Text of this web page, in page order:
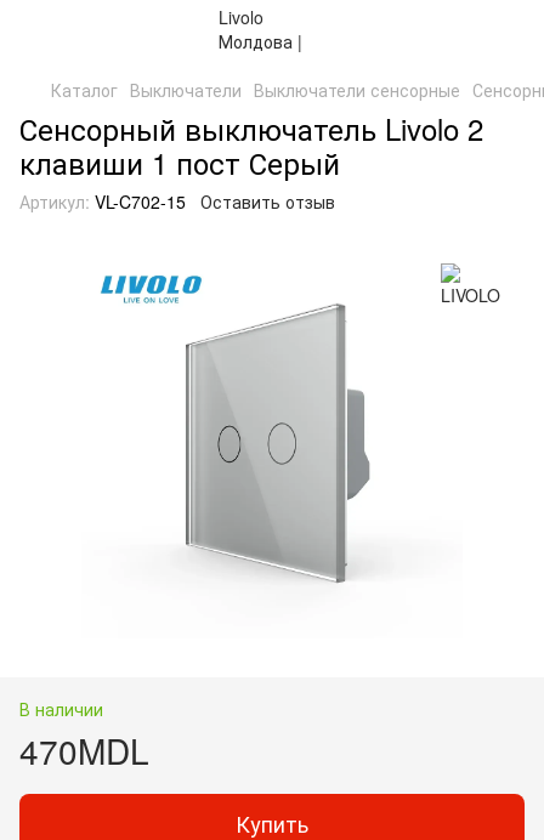
Каталог Выключатели Выключатели сенсорные
Сенсорный выключатель Livolo 2
клавиши 1 пост Серый
Артикул: VL-C702-15 Оставить отзыв
В наличии
470MDL
Купить